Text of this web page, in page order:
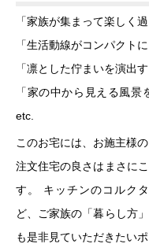
「家族が集まって楽しく
「生活動線がコンパクト
「凛とした佇まいを演出
「家の中から見える風景
etc.
このお宅には、お施主様
注文住宅の良さはまさに
す。 キッチンのコルク
ど、ご家族の「暮らし方
も是非見ていただきたいポ